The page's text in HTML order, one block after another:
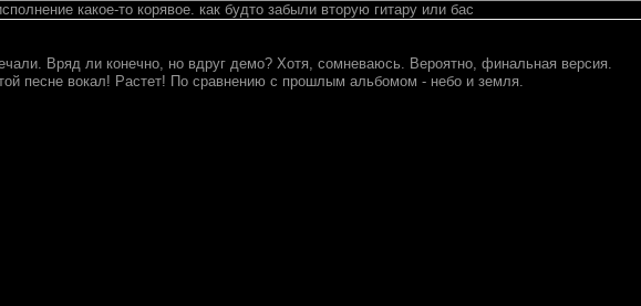
какое-то корявое. как будто забыли вторую гитару или бас
Вряд ли конечно, но вдруг демо? Хотя, сомневаюсь. Вероятно, финальная версия.
песне вокал! Растет! По сравнению с прошлым альбомом - небо и земля.